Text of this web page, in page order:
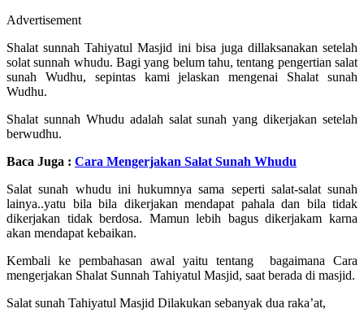
Advertisement
Shalat sunnah Tahiyatul Masjid ini bisa juga dillaksanakan setelah
solat sunnah whudu. Bagi yang belum tahu, tentang pengertian salat
sunah Wudhu, sepintas kami jelaskan mengenai Shalat sunah
Wudhu.
Shalat sunnah Whudu adalah salat sunah yang dikerjakan setelah
berwudhu.
Baca Juga : Cara Mengerjakan Salat Sunah Whudu
Salat sunah whudu ini hukumnya sama seperti salat-salat sunah
lainya..yatu bila bila dikerjakan mendapat pahala dan bila tidak
dikerjakan tidak berdosa. Mamun lebih bagus dikerjakam karna
akan mendapat kebaikan.
Kembali ke pembahasan awal yaitu tentang bagaimana Cara
mengerjakan Shalat Sunnah Tahiyatul Masjid, saat berada di masjid.
Salat sunah Tahiyatul Masjid Dilakukan sebanyak dua raka’at,